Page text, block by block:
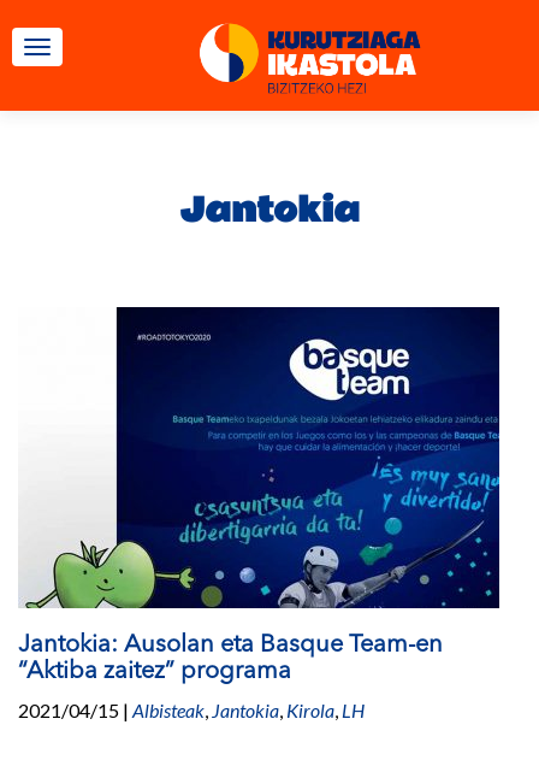
TOGGLE NAVIGATION
Jantokia
Jantokia: Ausolan eta Basque Team-en
“Aktiba zaitez” programa
2021/04/15 | Albisteak, Jantokia, Kirola, LH